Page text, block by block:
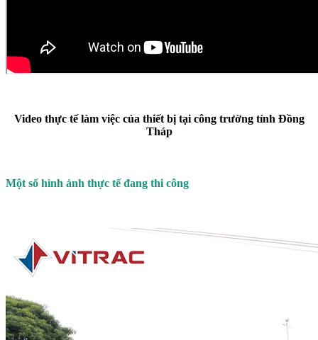
Video thực tế làm việc của thiết bị tại công trường tỉnh Đồng
Tháp
Một số hình ảnh thực tế đang thi công